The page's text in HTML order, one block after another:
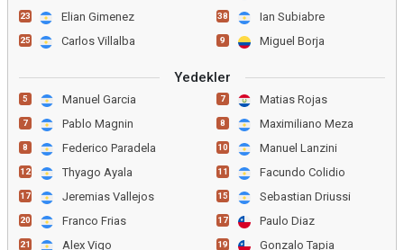
23 Elian Gimenez
25 Carlos Villalba
38 Ian Subiabre
9 Miguel Borja
Yedekler
5 Manuel Garcia
7 Pablo Magnin
8 Federico Paradela
12 Thyago Ayala
17 Jeremias Vallejos
20 Franco Frias
21 Alex Vigo
7 Matias Rojas
8 Maximiliano Meza
10 Manuel Lanzini
11 Facundo Colidio
15 Sebastian Driussi
17 Paulo Diaz
19 Gonzalo Tapia